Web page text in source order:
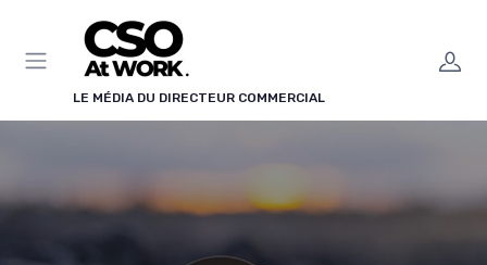
LE MÉDIA DU DIRECTEUR COMMERCIAL